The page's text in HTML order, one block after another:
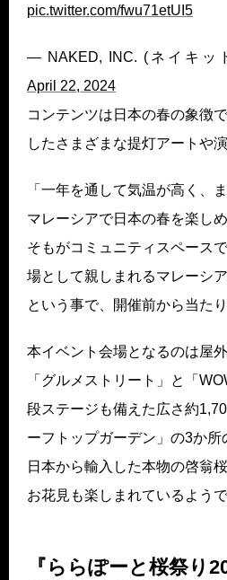
pic.twitter.com/fwu71etUI5
— NAKED, INC. (ネイキッ
April 22, 2024
コンテンツは日本の春の象徴
したさまざまな提灯アートや
「一年を通して気温が高く、
マレーシアで日本の春を楽し
そもがコミュニティスペース
場として親しまれるマレーシ
という事で、開催前から当た
本イベント会場となるのは屋
「グルメストリート」と「
段ステージも備えた広さ約
ーフトップガーデン」の3か
日本から輸入した本物の啓翁
お花見も楽しまれているようで
『ららぽーと桜祭り